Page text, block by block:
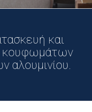
και
κουφωμάτων
αλουμινίου.